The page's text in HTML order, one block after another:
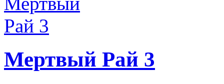
Мертвый Рай 3